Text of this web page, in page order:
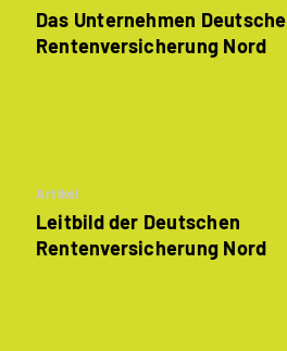
Das Unternehmen Deutsche
Renten­versicherung Nord
Artikel
Leitbild der Deutschen
Rentenversicherung Nord